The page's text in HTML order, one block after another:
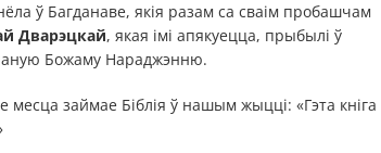
ў Багданаве, якія разам са сваім пробашчам
Дварэцкай, якая імі апякуецца, прыбылі ў
Божаму Нараджэнню.
месца займае Біблія ў нашым жыцці: «Гэта кніга